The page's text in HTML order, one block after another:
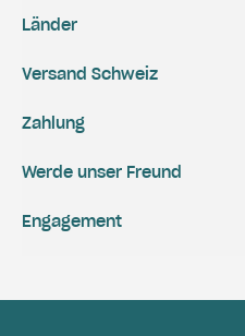
Versand Schweiz
Zahlung
Engagement
Werde unser Freund
Länder